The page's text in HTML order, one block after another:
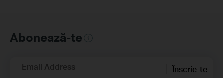
Abonează-te
Email Address Înscrie-te